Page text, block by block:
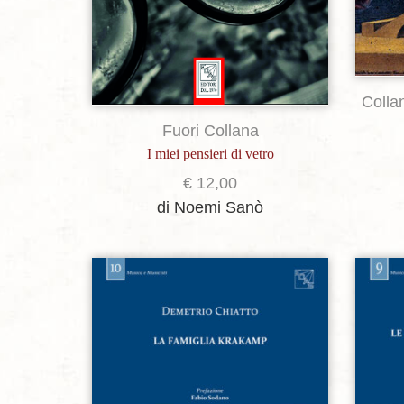
Fuori Collana
I miei pensieri di vetro
€ 12,00
di Noemi Sanò